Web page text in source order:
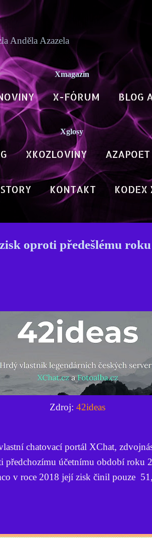
Anděla Azazela
Xmagazín
X-FÓRUM BLOG
Xglosy
XKOZLOVINY AZAPOET
KONTAKT KODEX
oproti předešlému
Zdroj: 42ideas
chatovací portál XChat,
účetnímu období roku
v roce 2018 její zisk činil pouze